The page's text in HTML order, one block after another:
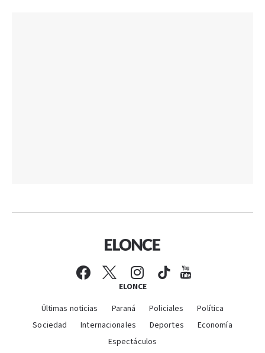
ELONCE
Últimas noticias Paraná Policiales
Política
Sociedad
Internacionales Deportes
Economía
Espectáculos